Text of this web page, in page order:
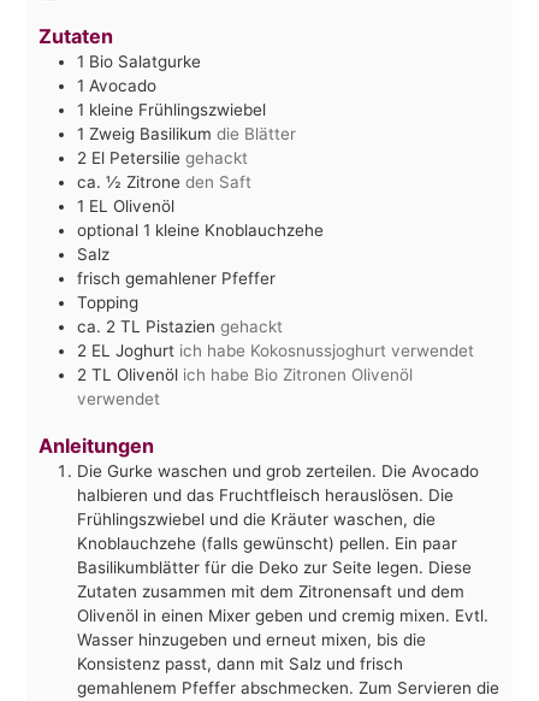
Zutaten
1 Bio Salatgurke
1 Avocado
1 kleine Frühlingszwiebel
1 Zweig Basilikum die Blätter
2 El Petersilie gehackt
ca. ½Zitrone den Saft
1 EL Olivenöl
optional 1 kleine Knoblauchzehe
Salz
frisch gemahlener Pfeffer
Topping
ca. 2 TL Pistazien gehackt
2 EL Joghurt ich habe Kokosnussjoghurt verwendet
2 TL Olivenöl ich habe Bio Zitronen Olivenöl
verwendet
Anleitungen
Die Gurke waschen und grob zerteilen. Die Avocado
halbieren und das Fruchtfleisch herauslösen. Die
Frühlingszwiebel und die Kräuter waschen, die
Knoblauchzehe (falls gewünscht) pellen. Ein paar
Basilikumblätter für die Deko zur Seite legen. Diese
Zutaten zusammen mit dem Zitronensaft und dem
Olivenöl in einen Mixer geben und cremig mixen. Evtl.
Wasser hinzugeben und erneut mixen, bis die
Konsistenz passt, dann mit Salz und frisch
gemahlenem Pfeffer abschmecken. Zum Servieren die